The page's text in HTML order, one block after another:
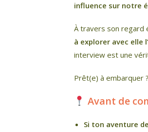
influence sur notre
À travers son regard
à explorer avec elle
interview est une
Prêt(e) à embarquer
Avant de
Si ton aventure